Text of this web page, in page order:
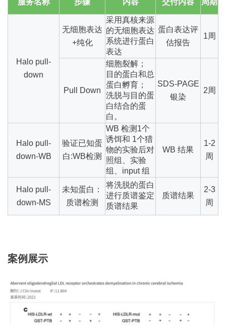
服务名称 步骤 内容 交付内容 周期
Halo pull-
down
无细胞表达
+纯化
采用真核来源
的无细胞表达
系统进行蛋白
表达
蛋白表达评
估报告
1周
Pull Down
细胞裂解 ；
目的蛋白和总
蛋白孵育 ；
洗脱与目的蛋
白结合的蛋
白。
SDS-PAGE
银染
2周
Halo pull-
down-WB
验证已知蛋
白:WB检测
WB 检测 1个
诱饵和 1个猎
物的实验后对
照组、实验
组、 input组
WB 结果
1-2
周
Halo pull-
down-MS
未知蛋白：
质谱检测
将洗脱的蛋白
进行质谱鉴定
质谱结果
质谱结果
2-3
周
案例展示